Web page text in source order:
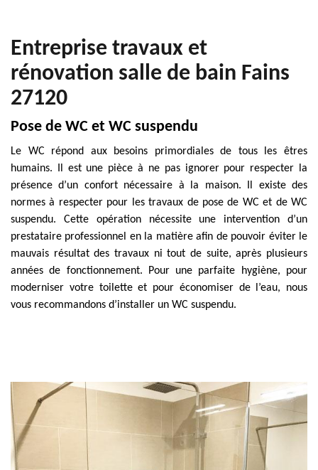
Entreprise travaux et
rénovation salle de bain Fains
27120
Pose de WC et WC suspendu
Le WC répond aux besoins primordiales de tous les êtres
humains. Il est une pièce à ne pas ignorer pour respecter la
présence d’un confort nécessaire à la maison. Il existe des
normes à respecter pour les travaux de pose de WC et de WC
suspendu. Cette opération nécessite une intervention d’un
prestataire professionnel en la matière afin de pouvoir éviter le
mauvais résultat des travaux ni tout de suite, après plusieurs
années de fonctionnement. Pour une parfaite hygiène, pour
moderniser votre toilette et pour économiser de l’eau, nous
vous recommandons d’installer un WC suspendu.